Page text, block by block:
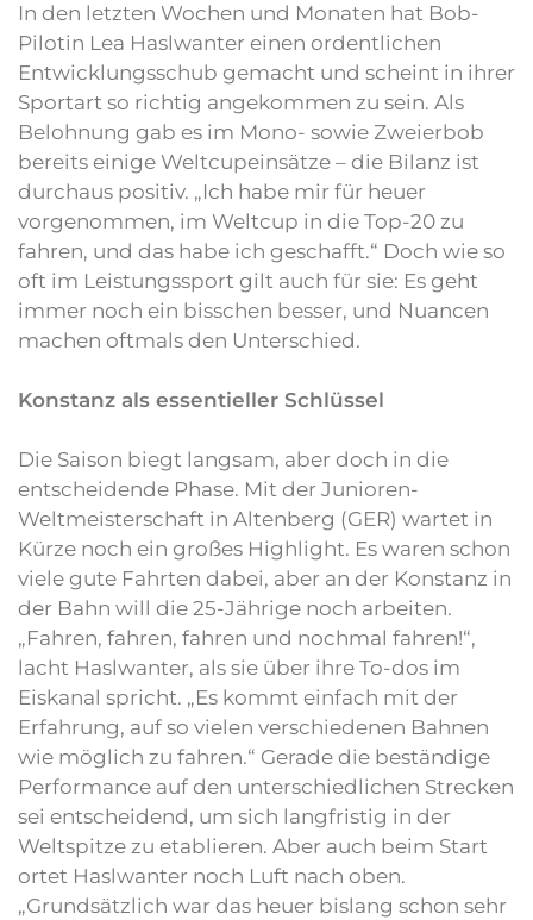
In den letzten Wochen und Monaten hat Bob-
Pilotin Lea Haslwanter einen ordentlichen
Entwicklungsschub gemacht und scheint in ihrer
Sportart so richtig angekommen zu sein. Als
Belohnung gab es im Mono- sowie Zweierbob
bereits einige Weltcupeinsätze – die Bilanz ist
durchaus positiv. „Ich habe mir für heuer
vorgenommen, im Weltcup in die Top-20 zu
fahren, und das habe ich geschafft.“ Doch wie so
oft im Leistungssport gilt auch für sie: Es geht
immer noch ein bisschen besser, und Nuancen
machen oftmals den Unterschied.
Konstanz als essentieller Schlüssel
Die Saison biegt langsam, aber doch in die
entscheidende Phase. Mit der Junioren-
Weltmeisterschaft in Altenberg (GER) wartet in
Kürze noch ein großes Highlight. Es waren schon
viele gute Fahrten dabei, aber an der Konstanz in
der Bahn will die 25-Jährige noch arbeiten.
„Fahren, fahren, fahren und nochmal fahren!“,
lacht Haslwanter, als sie über ihre To-dos im
Eiskanal spricht. „Es kommt einfach mit der
Erfahrung, auf so vielen verschiedenen Bahnen
wie möglich zu fahren.“ Gerade die beständige
Performance auf den unterschiedlichen Strecken
sei entscheidend, um sich langfristig in der
Weltspitze zu etablieren. Aber auch beim Start
ortet Haslwanter noch Luft nach oben.
„Grundsätzlich war das heuer bislang schon sehr